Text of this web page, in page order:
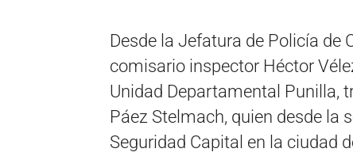
Desde la Jefatura de Policía de
comisario inspector Héctor
Unidad Departamental Punilla,
Páez Stelmach, quien desde la
Seguridad Capital en la ciudad